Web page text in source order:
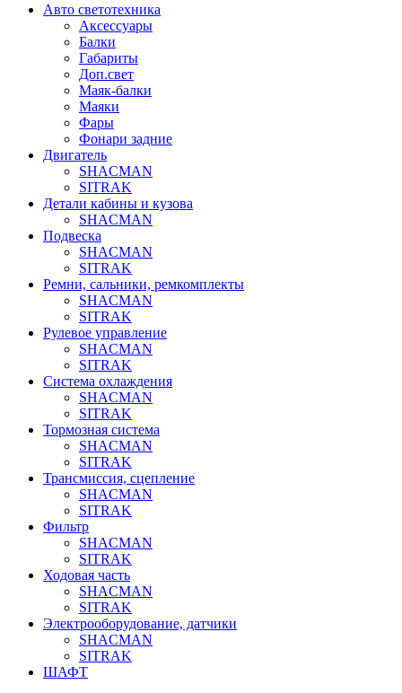
Авто светотехника
Аксессуары
Балки
Габариты
Доп.свет
Маяк-балки
Маяки
Фары
Фонари задние
Двигатель
SHACMAN
SITRAK
Детали кабины и кузова
SHACMAN
Подвеска
SHACMAN
SITRAK
Ремни, сальники, ремкомплекты
SHACMAN
SITRAK
Рулевое управление
SHACMAN
SITRAK
Система охлаждения
SHACMAN
SITRAK
Тормозная система
SHACMAN
SITRAK
Трансмиссия, сцепление
SHACMAN
SITRAK
Фильтр
SHACMAN
SITRAK
Ходовая часть
SHACMAN
SITRAK
Электрооборудование, датчики
SHACMAN
SITRAK
ШАФТ